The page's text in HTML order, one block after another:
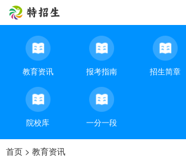
教育资讯 报考指南 招生简章
院校库 一分一段
首页 > 教育资讯